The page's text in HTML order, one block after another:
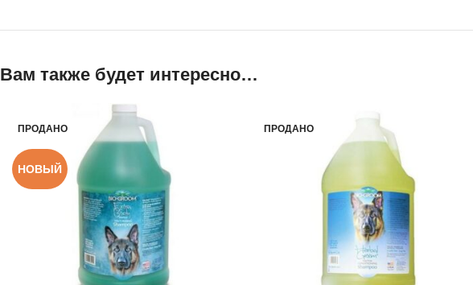
Вам также будет интересно…
ПРОДАНО
НОВЫЙ
ПРОДАНО